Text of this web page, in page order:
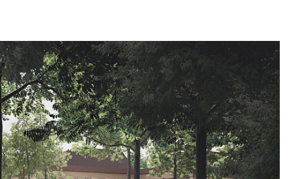
udstillinger af fotografier, dokumenter og
lejrens historie.
lejren mellem tysk og dansk – vogter og
nu som gang- og cykelsti for besøgende i både
plantagen og Hærvejen. For enden af gang- og
ankomst- og trailcenteret. Halvejs på
gang- og cykelstien sig til det mest centrale